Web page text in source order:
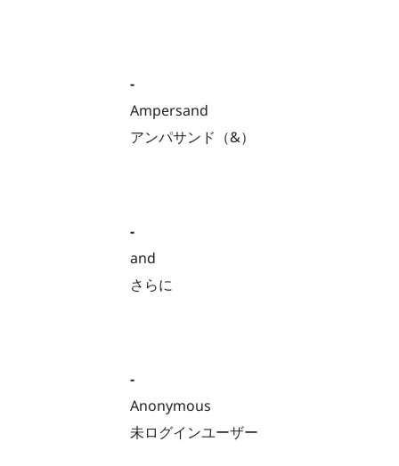
-
Ampersand
アンパサンド（&）
-
and
さらに
-
Anonymous
未ログインユーザー